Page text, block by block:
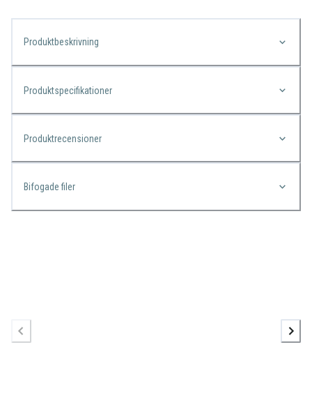
Produktbeskrivning
Produktspecifikationer
Produktrecensioner
Bifogade filer